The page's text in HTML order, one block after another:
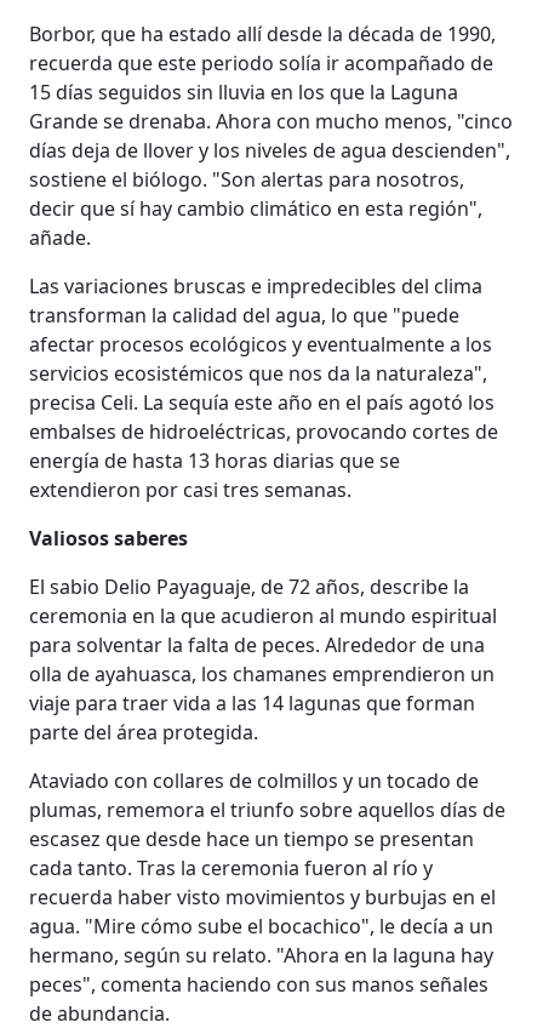
Borbor, que ha estado allí desde la década de 1990,
recuerda que este periodo solía ir acompañado de
15 días seguidos sin lluvia en los que la Laguna
Grande se drenaba. Ahora con mucho menos, "cinco
días deja de llover y los niveles de agua descienden",
sostiene el biólogo. "Son alertas para nosotros,
decir que sí hay cambio climático en esta región",
añade.
Las variaciones bruscas e impredecibles del clima
transforman la calidad del agua, lo que "puede
afectar procesos ecológicos y eventualmente a los
servicios ecosistémicos que nos da la naturaleza",
precisa Celi. La sequía este año en el país agotó los
embalses de hidroeléctricas, provocando cortes de
energía de hasta 13 horas diarias que se
extendieron por casi tres semanas.
Valiosos saberes
El sabio Delio Payaguaje, de 72 años, describe la
ceremonia en la que acudieron al mundo espiritual
para solventar la falta de peces. Alrededor de una
olla de ayahuasca, los chamanes emprendieron un
viaje para traer vida a las 14 lagunas que forman
parte del área protegida.
Ataviado con collares de colmillos y un tocado de
plumas, rememora el triunfo sobre aquellos días de
escasez que desde hace un tiempo se presentan
cada tanto. Tras la ceremonia fueron al río y
recuerda haber visto movimientos y burbujas en el
agua. "Mire cómo sube el bocachico", le decía a un
hermano, según su relato. "Ahora en la laguna hay
peces", comenta haciendo con sus manos señales
de abundancia.